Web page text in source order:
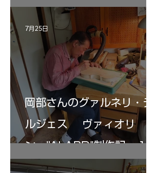
岡部さんのグァルネリ・デ
ルジェス ヴァィオリ
ン ”ALARD"制作記 １2
7月25日